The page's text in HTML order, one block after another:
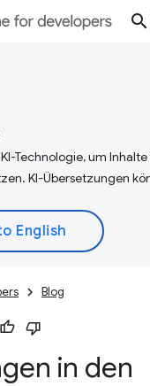
Technologie, um
KI-Übersetzungen
Blog
in den